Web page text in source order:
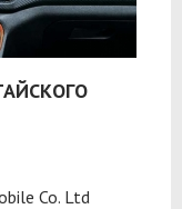
Co. Ltd